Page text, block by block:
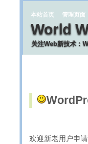
本站首页 管理页面
World
关注Web新技术：
欢迎新老用户申